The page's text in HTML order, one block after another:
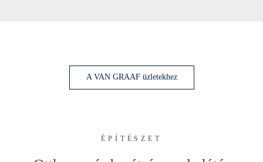
A VAN GRAAFüzletekhez
ÉPÍTÉSZET